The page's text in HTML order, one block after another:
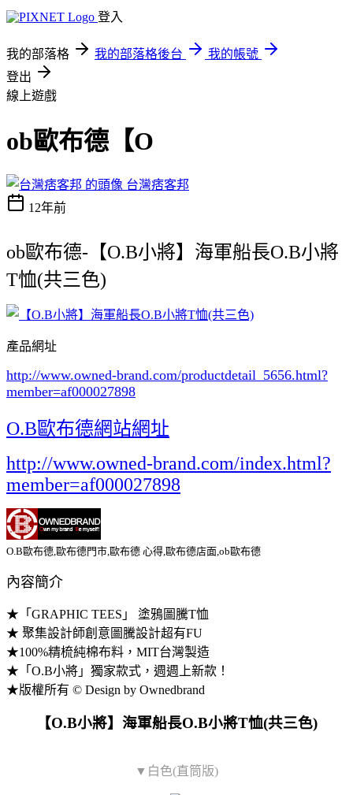
登入
我的部落格 我的部落格後台
我的帳號
登出
線上遊戲
ob歐布德【O
台灣痞客邦
12年前
ob歐布德-【O.B小將】海軍船長O.B小將
T恤(共三色)
產品網址
http://www.owned-brand.com/productdetail_5656.html?
member=af000027898
O.B歐布德網站網址
http://www.owned-brand.com/index.html?
member=af000027898
O.B歐布德,歐布德門市,歐布德 心得,歐布德店面,ob歐布德
內容簡介
★「GRAPHIC TEES」 塗鴉圖騰T恤
★ 聚集設計師創意圖騰設計超有FU
★100%精梳純棉布料，MIT台灣製造
★「O.B小將」獨家款式，週週上新款！
★版權所有 © Design by Ownedbrand
【O.B小將】海軍船長O.B小將T恤(共三色)
▼白色(直筒版)